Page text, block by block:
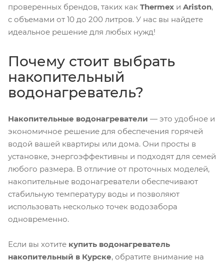
проверенных брендов, таких как Thermex и Ariston,
с объемами от 10 до 200 литров. У нас вы найдете
идеальное решение для любых нужд!
Почему стоит выбрать
накопительный
водонагреватель?
Накопительные водонагреватели — это удобное и
экономичное решение для обеспечения горячей
водой вашей квартиры или дома. Они просты в
установке, энергоэффективны и подходят для семей
любого размера. В отличие от проточных моделей,
накопительные водонагреватели обеспечивают
стабильную температуру воды и позволяют
использовать несколько точек водозабора
одновременно.
Если вы хотите купить водонагреватель
накопительный в Курске, обратите внимание на